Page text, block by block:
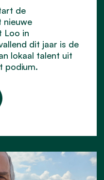
de
nieuwe
Loo in
dit jaar is de
lokaal talent uit
podium.